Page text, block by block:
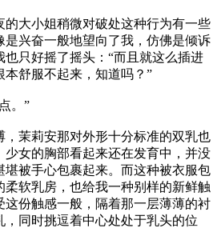
大小姐稍微对破处这种行为有一些
是兴奋一般地望向了我，仿佛是倾诉
只好摇了摇头：“而且就这么插进
舒服不起来，知道吗？”
。”
茉莉安那对外形十分标准的双乳也
少女的胸部看起来还在发育中，并没
堪被手心包裹起来。而这种被衣服包
软乳房，也给我一种别样的新鲜触
这份触感一般，隔着那一层薄薄的衬
同时挑逗着中心处处于乳头的位